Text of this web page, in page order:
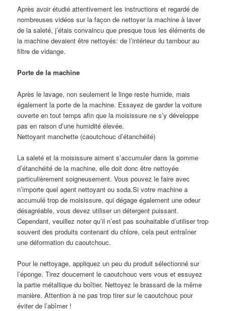
Après avoir étudié attentivement les instructions et regardé de
nombreuses vidéos sur la façon de nettoyer la machine à laver
de la saleté, j’étais convaincu que presque tous les éléments de
la machine devaient être nettoyés: de l’intérieur du tambour au
filtre de vidange.
Porte de la machine
Après le lavage, non seulement le linge reste humide, mais
également la porte de la machine. Essayez de garder la voiture
ouverte en tout temps afin que la moisissure ne s’y développe
pas en raison d’une humidité élevée.
Nettoyant manchette (caoutchouc d’étanchéité)
La saleté et la moisissure aiment s’accumuler dans la gomme
d’étanchéité de la machine, elle doit donc être nettoyée
particulièrement soigneusement. Vous pouvez le faire avec
n’importe quel agent nettoyant ou soda.Si votre machine a
accumulé trop de moisissure, qui dégage également une odeur
désagréable, vous devez utiliser un détergent puissant.
Cependant, veuillez noter qu’il n’est pas souhaitable d’utiliser trop
souvent des produits contenant du chlore, cela peut entraîner
une déformation du caoutchouc.
Pour le nettoyage, appliquez un peu du produit sélectionné sur
l’éponge. Tirez doucement le caoutchouc vers vous et essuyez
la partie métallique du boîtier. Nettoyez le brassard de la même
manière. Attention à ne pas trop tirer sur le caoutchouc pour
éviter de l’abîmer !